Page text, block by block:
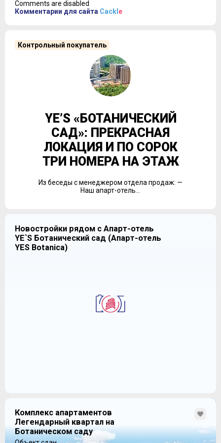
показатель является пока абсолютным рекордом на
рынке новостроек московского региона. Справятся ли
Самые маленькие 20-метровые
первой секции. Во вторую секцию попали студии
площадью от 26,43 до 26,83 кв. м, получившие
обозначение «standart»:
С обозначениями тут вообще все обстоит довольно
однокомнатные апартаменты
могут иметь угловое остекление:
Comments are disabled
Комментарии для сайта Cackl e
Контрольный покупатель
YE’S «БОТАНИЧЕСКИЙ
САД»: ПРЕКРАСНАЯ
ЛОКАЦИЯ И ПО СОРОК
ТРИ НОМЕРА НА ЭТАЖ
Из беседы с менеджером отдела продаж: —
Наш апарт-отель...
Новостройки рядом с Апарт-отель
YE`S Ботанический сад (Апарт-отель
YES Botanica)
Комплекс апартаментов
Легендарный квартал на
Ботаническом саду